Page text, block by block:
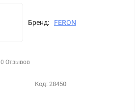
Бренд: FERON
0 Отзывов
Код: 28450